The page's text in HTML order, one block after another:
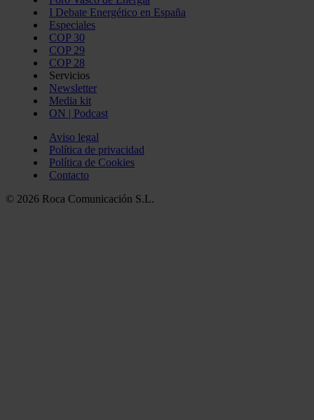
I Debate Energético en España
Especiales
COP 30
COP 29
COP 28
Servicios
Newsletter
Media kit
ON | Podcast
Aviso legal
Política de privacidad
Política de Cookies
Contacto
© 2026 Roca Comunicación S.L.